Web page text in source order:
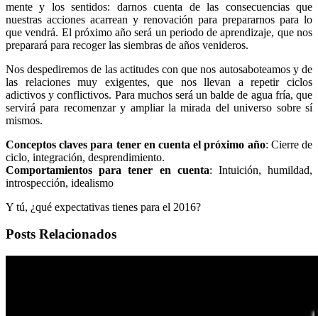
mente y los sentidos: darnos cuenta de las consecuencias que
nuestras acciones acarrean y renovación para prepararnos para lo
que vendrá. El próximo año será un periodo de aprendizaje, que nos
preparará para recoger las siembras de años venideros.
Nos despediremos de las actitudes con que nos autosaboteamos y de
las relaciones muy exigentes, que nos llevan a repetir ciclos
adictivos y conflictivos. Para muchos será un balde de agua fría, que
servirá para recomenzar y ampliar la mirada del universo sobre sí
mismos.
Conceptos claves para tener en cuenta el próximo año: Cierre de
ciclo, integración, desprendimiento.
Comportamientos para tener en cuenta: Intuición, humildad,
introspección, idealismo
Y tú, ¿qué expectativas tienes para el 2016?
Posts Relacionados